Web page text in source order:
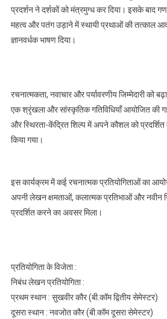
प्रदर्शन ने दर्शकों को मंत्रमुग्ध कर दिया। इसके बाद
महत्व और पतंग उड़ाने में स्थायी प्रथाओं की तत्काल
ज्ञानवर्धक भाषण दिया।
रचनात्मकता, नवाचार और पर्यावरणीय जिम्मेदारी को
एक श्रृंखला और सांस्कृतिक गतिविधियाँ आयोजित की
और स्थिरता-केंद्रित शिल्प में अपने कौशल को
किया गया।
इस कार्यक्रम में कई रचनात्मक प्रतियोगिताओं का
अपनी लेखन क्षमताओं, कलात्मक प्रतिभाओं और नवीन
प्रदर्शित करने का अवसर मिला।
प्रतियोगिता के विजेता :
निबंध लेखन प्रतियोगिता :
प्रथम स्थान : सुखवीर कौर (बी.कॉम द्वितीय सेमेस्टर)
दूसरा स्थान : नवजोत कौर (बी.कॉम दूसरा सेमेस्टर)